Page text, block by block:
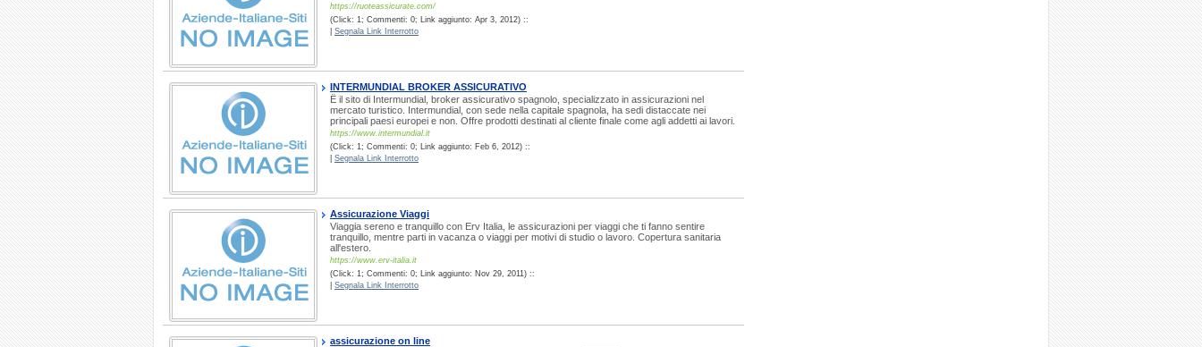
https://ruoteassicurate.com/
(Click: 1; Commenti: 0; Link aggiunto: Apr 3, 2012) ::
Segnala Link Interrotto
INTERMUNDIAL BROKER ASSICURATIVO
Ë il sito di Intermundial, broker assicurativo spagnolo, specializzato in assicurazioni nel
mercato turistico. Intermundial, con sede nella capitale spagnola, ha sedi distaccate nei
principali paesi europei e non. Offre prodotti destinati al cliente finale come agli addetti ai lavori.
https://www.intermundial.it
(Click: 1; Commenti: 0; Link aggiunto: Feb 6, 2012) ::
Segnala Link Interrotto
Assicurazione Viaggi
Viaggia sereno e tranquillo con Erv Italia, le assicurazioni per viaggi che ti fanno sentire
tranquillo, mentre parti in vacanza o viaggi per motivi di studio o lavoro. Copertura sanitaria
all'estero.
https://www.erv-italia.it
(Click: 1; Commenti: 0; Link aggiunto: Nov 29, 2011) ::
Segnala Link Interrotto
assicurazione on line